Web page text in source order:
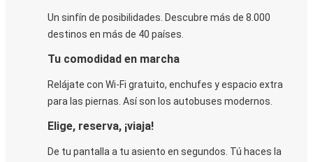
Un sinfín de posibilidades. Descubre más de 8.000
destinos en más de 40 países.
Tu comodidad en marcha
Relájate con Wi-Fi gratuito, enchufes y espacio extra
para las piernas. Así son los autobuses modernos.
Elige, reserva, ¡viaja!
De tu pantalla a tu asiento en segundos. Tú haces la